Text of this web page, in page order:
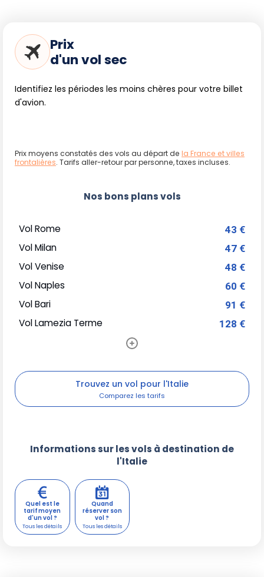
Prix
d'un vol sec
Identifiez les périodes les moins chères pour votre billet
d'avion.
Prix moyens constatés des vols au départ de la France et villes
frontalières. Tarifs aller-retour par personne, taxes incluses.
Nos bons plans vols
Vol Rome 43 €
Vol Milan 47 €
Vol Venise 48 €
Vol Naples 60 €
Vol Bari 91 €
Vol Lamezia Terme 128 €
Trouvez un vol pour l'Italie
Informations sur les vols à destination de
l'Italie
Quel est le
tarif moyen
d'un vol ?
Quand
réserver son
vol ?